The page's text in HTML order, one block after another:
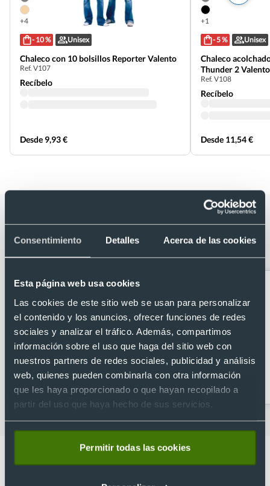
Consentimiento Detalles Acerca de las cookies
Esta página web usa cookies
Las cookies de este sitio web se usan para personalizar
el contenido y los anuncios, ofrecer funciones de redes
sociales y analizar el tráfico. Además, compartimos
información sobre el uso que haga del sitio web con
nuestros partners de redes sociales, publicidad y análisis
web, quienes pueden combinarla con otra información
que les haya proporcionado o que hayan recopilado a
partir del uso que haya hecho de sus servicios.
Permitir todas las cookies
+4
- 10 % Unisex
Chaleco con 10 bolsillos Reporter Valento
Ref. V107
Recíbelo
Desde 9,93 €
+1
- 5 % Unisex
Chaleco
Thunder 2 Valento
Ref. V108
Recíbelo
Desde 11,54 €
Categorías relacionadas con Chaleco
poliester transpirable bolsillos
laterales unisex Higuk
Casacas sanitarias
personalizadas
Chalecos de soft shell